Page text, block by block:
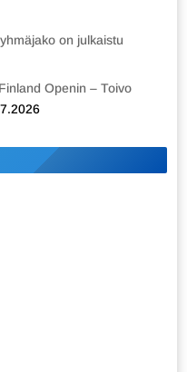
on julkaistu
Openin – Toivo